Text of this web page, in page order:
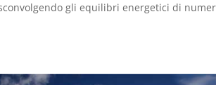
gli equilibri energetici di